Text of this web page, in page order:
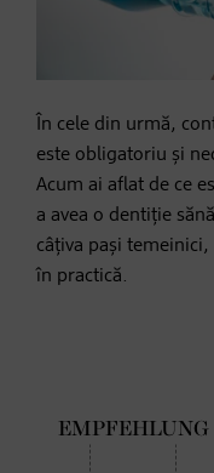
În cele din urmă,
este obligatoriu și
Acum ai aflat de ce
a avea o dentiție
câțiva pași
în practică.